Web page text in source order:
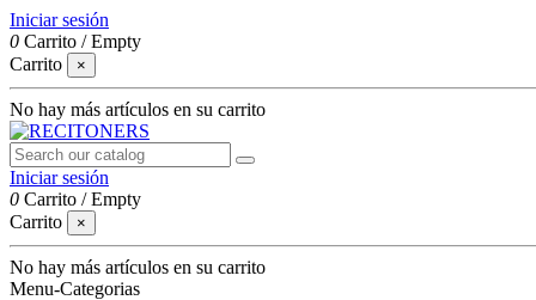
Iniciar sesión
0 Carrito /Empty
Carrito
×
No hay más artículos en su carrito
Iniciar sesión
0 Carrito /Empty
Carrito
×
No hay más artículos en su carrito
Menu-Categorias